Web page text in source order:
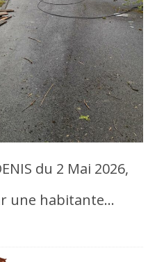
du 2 Mai 2026,
une habitante…